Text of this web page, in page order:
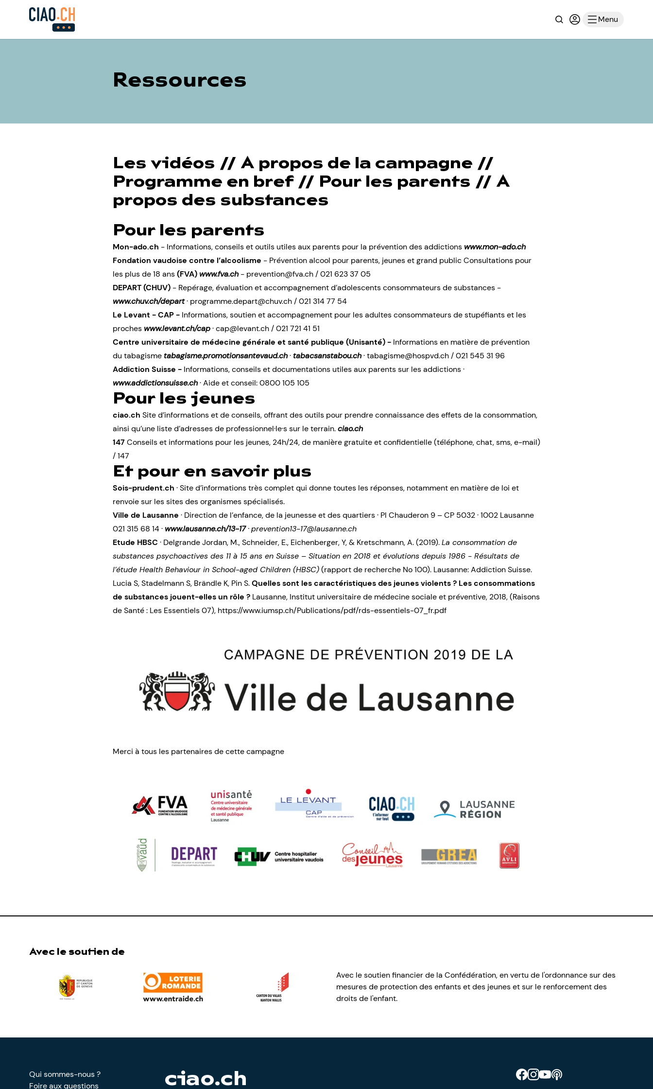
RechercheConnexion ou
Menu
Ressources
Les vidéos // A propos de la campagne //
Programme en bref// Pour les parents // A
propos des substances
Pour les parents
Mon-ado.ch - Informations, conseils et outils utiles aux parents pour la prévention des addictions www.mon-ado.ch
Fondation vaudoise contre l’alcoolisme - Prévention alcool pour parents, jeunes et grand public Consultations pour
les plus de 18 ans(FVA) www.fva.ch - prevention@fva.ch/ 021 623 37 05
DEPART (CHUV) - Repérage, évaluation et accompagnement d’adolescents consommateurs de substances -
www.chuv.ch/depart· programme.depart@chuv.ch/ 021 314 77 54
Le Levant - CAP - Informations, soutien et accompagnement pour les adultes consommateurs de stupéfiants et les
proches www.levant.ch/cap·cap@levant.ch/ 021 721 41 51
Centre universitaire de médecine générale et santé publique (Unisanté) - Informations en matière de prévention
du tabagismetabagisme.promotionsantevaud.ch·tabacsanstabou.ch·tabagisme@hospvd.ch/ 021 545 31 96
Addiction Suisse - Informations, conseils et documentations utiles aux parents sur les addictions ·
www.addictionsuisse.ch· Aide et conseil: 0800 105 105
Pour les jeunes
ciao.ch Site d’informations et de conseils, offrant des outils pour prendre connaissance des effets de la consommation,
ainsi qu’une liste d’adresses de professionnel·le·s sur le terrain.ciao.ch
147 Conseils et informations pour les jeunes, 24h/24, de manière gratuite et confidentielle (téléphone, chat, sms, e-mail)
/ 147
Et pour en savoir plus
Sois-prudent.ch · Site d’informations très complet qui donne toutes les réponses, notamment en matière de loi et
renvoie sur les sites des organismes spécialisés.
Ville de Lausanne · Direction de l’enfance, de la jeunesse et des quartiers · Pl Chauderon 9 – CP 5032 · 1002 Lausanne
021 315 68 14 · www.lausanne.ch/13-17 ·prevention13-17@lausanne.ch
Etude HBSC · Delgrande Jordan, M., Schneider, E., Eichenberger, Y, & Kretschmann, A. (2019).La consommation de
substances psychoactives des 11 à 15 ans en Suisse – Situation en 2018 et évolutions depuis 1986 - Résultats de
l’étude Health Behaviour in School-aged Children (HBSC)(rapport de recherche No 100). Lausanne: Addiction Suisse.
Lucia S, Stadelmann S, Brändle K, Pin S.Quelles sont les caractéristiques des jeunes violents ? Les consommations
de substances jouent-elles un rôle ? Lausanne, Institut universitaire de médecine sociale et préventive, 2018, (Raisons
de Santé : Les Essentiels 07), https://www.iumsp.ch/Publications/pdf/rds-essentiels-07_fr.pdf
Merci à tous les partenaires de cette campagne
Avec le soutien de
Avec le soutien financier de la Confédération, en vertu de l'ordonnance sur des
mesures de protection des enfants et des jeunes et sur le renforcement des
droits de l'enfant.
Retrouve CIAO sur Facebook
Retrouve CIAO sur Instagram
Retrouve CIAO sur YouTube
Découvre notre podcast
Qui sommes-nous ?
Foire aux questions
ciao.ch